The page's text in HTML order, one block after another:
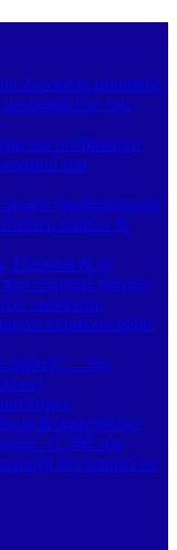
Ζωντανές μουσικές
live στο
για τον βιώσιμο
του
πρωθυπουργός
σούπερ μάρκετ &
Τζόσουα & το
συγκινεί πιστούς
«κόκκινου
κοράλλια αξίας
Διάλεξε… τον
& απαντήσεις»
«1.300 νέα
δεν μπορεί να